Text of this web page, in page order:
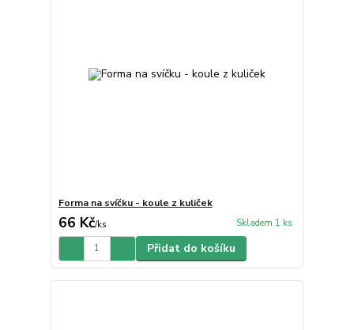
Forma na svíčku - koule z kuliček
66 Kč/ks Skladem 1 ks
Přidat do košíku